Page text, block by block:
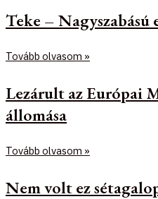
Teke – Nagyszabású
Tovább olvasom »
Lezárult az Európai
állomása
Tovább olvasom »
Nem volt ez